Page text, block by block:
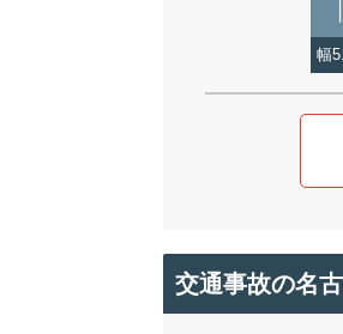
幅
交通事故の名